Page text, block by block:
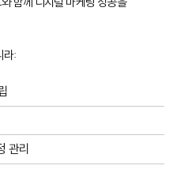
라:
관리